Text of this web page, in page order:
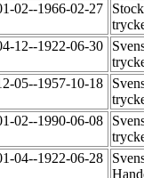
02--1966-02-27
12--1922-06-30
05--1957-10-18
02--1990-06-08
04--1922-06-28